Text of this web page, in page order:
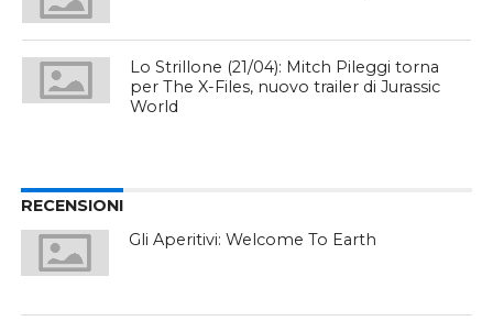
Lo Strillone (21/04): Mitch Pileggi torna
per The X-Files, nuovo trailer di Jurassic
World
RECENSIONI
Gli Aperitivi: Welcome To Earth